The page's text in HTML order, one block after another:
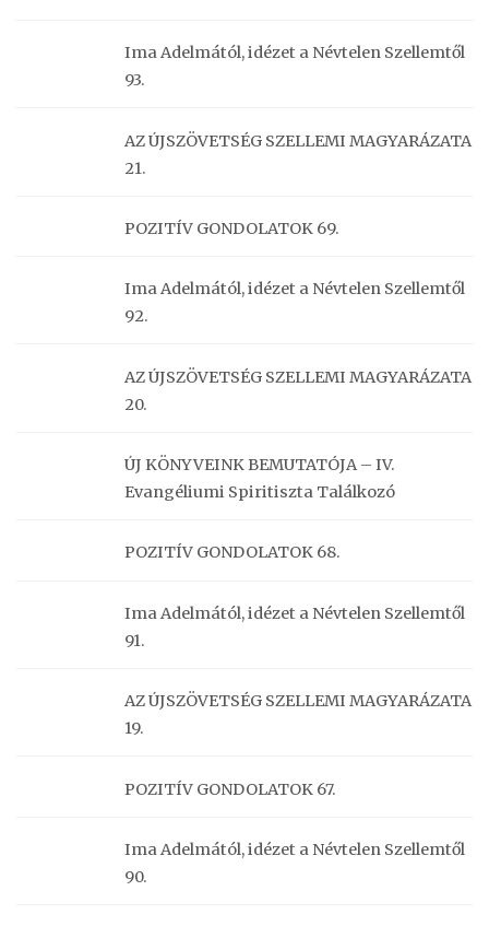
Ima Adelmától, idézet a Névtelen Szellemtől
93.
AZ ÚJSZÖVETSÉG SZELLEMI MAGYARÁZATA
21.
POZITÍV GONDOLATOK 69.
Ima Adelmától, idézet a Névtelen Szellemtől
92.
AZ ÚJSZÖVETSÉG SZELLEMI MAGYARÁZATA
20.
ÚJ KÖNYVEINK BEMUTATÓJA – IV.
Evangéliumi Spiritiszta Találkozó
POZITÍV GONDOLATOK 68.
Ima Adelmától, idézet a Névtelen Szellemtől
91.
AZ ÚJSZÖVETSÉG SZELLEMI MAGYARÁZATA
19.
POZITÍV GONDOLATOK 67.
Ima Adelmától, idézet a Névtelen Szellemtől
90.